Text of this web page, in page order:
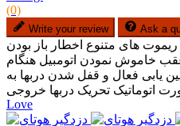
(0)
Write your review Ask a
های متنوع اخطار باز بودن
خاموش نمودن اتومبیل هنگام
یابی فعال و قفل شدن دربها به
Love